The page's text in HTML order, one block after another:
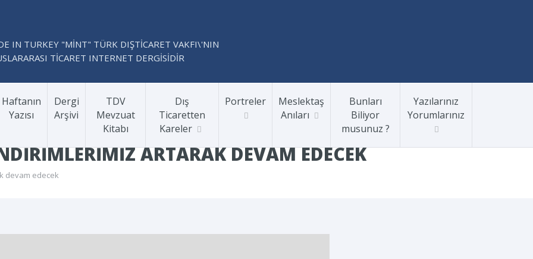
IN TURKEY "MİNT" TÜRK DIŞTİCARET VAKFI\'NIN
TİCARET INTERNET DERGİSİDİR
Haftanın
Yazısı
Dergi
Arşivi
TDV
Mevzuat
Kitabı
Dış
Ticaretten
Kareler
Portreler
Meslektaş
Anıları
Bunları
Biliyor
musunuz ?
Yazılarınız
Yorumlarınız
ARTARAK DEVAM EDECEK
devam edecek